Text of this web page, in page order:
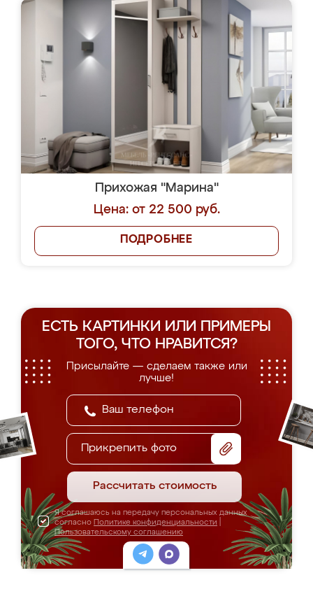
Прихожая "Марина"
Цена: от 22 500 руб.
ПОДРОБНЕЕ
ЕСТЬ КАРТИНКИ ИЛИ ПРИМЕРЫ
ТОГО, ЧТО НРАВИТСЯ?
Присылайте — сделаем также или
лучше!
Прикрепить фото
Рассчитать стоимость
Я соглашаюсь на передачу персональных данных
согласно Политике конфиденциальности
Пользовательскому соглашению